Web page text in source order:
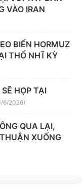
VÀO IRAN
BIỂN HORMUZ
THỔ NHĨ KỲ
HỌP TẠI
6/2026)
QUA LẠI,
XUỐNG